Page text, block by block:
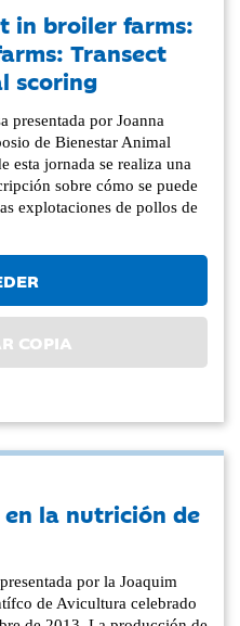
in broiler farms:
Transect
scoring
presentada por Joanna
de Bienestar Animal
esta jornada se realiza una
sobre cómo se puede
explotaciones de pollos de
COPIA
la nutrición de
por la Joaquim
de Avicultura celebrado